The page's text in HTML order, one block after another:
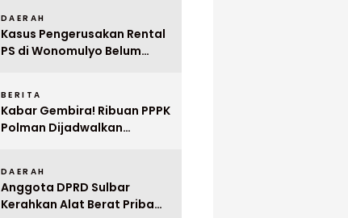
DAERAH
Kasus Pengerusakan Rental
PS di Wonomulyo Belum
Pelaku
BERITA
Kabar Gembira! Ribuan PPPK
Polman Dijadwalkan
DAERAH
Anggota DPRD Sulbar
Kerahkan Alat Berat Pribadi